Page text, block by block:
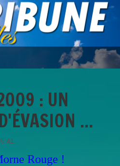
: UN
...
Rouge !